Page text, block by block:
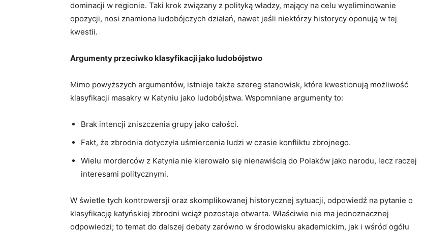
dominacji w regionie. Taki krok związany ‌z polityką‍ władzy, mający na celu‍ wyeliminowanie
⁤opozycji, nosi znamiona ⁣ludobójczych działań, ​nawet jeśli niektórzy historycy oponują​ w tej
kwestii.
Argumenty przeciwko klasyfikacji jako ludobójstwo
Mimo powyższych argumentów, istnieje⁣ także szereg stanowisk, które kwestionują możliwość
klasyfikacji masakry w Katyniu jako⁤ ludobójstwa. Wspomniane argumenty to:
Brak intencji zniszczenia grupy jako całości.
Fakt, ​że zbrodnia dotyczyła uśmiercenia ludzi w czasie konfliktu zbrojnego.
Wielu morderców z Katynia nie kierowało się nienawiścią do​ Polaków jako narodu, lecz raczej
interesami politycznymi.
W świetle tych kontrowersji oraz skomplikowanej​ historycznej sytuacji, odpowiedź na pytanie o
klasyfikację‍ katyńskiej zbrodni wciąż pozostaje⁤ otwarta. Właściwie‍ nie ma jednoznacznej
odpowiedzi; to temat do ⁢dalszej debaty zarówno w środowisku akademickim, jak i wśród ​ogółu